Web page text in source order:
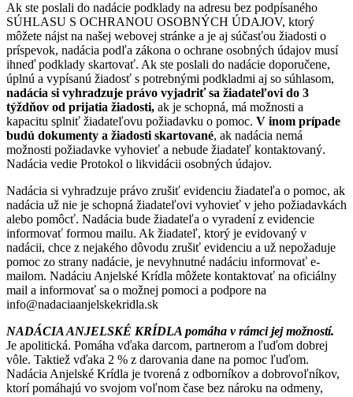
Ak ste poslali do nadácie podklady na adresu bez podpísaného
SÚHLASU S OCHRANOU OSOBNÝCH ÚDAJOV, ktorý
môžete nájst na našej webovej stránke a je aj súčasťou žiadosti o
príspevok, nadácia podľa zákona o ochrane osobných údajov musí
ihneď podklady skartovať. Ak ste poslali do nadácie doporučene,
úplnú a vypísanú žiadosť s potrebnými podkladmi aj so súhlasom,
nadácia si vyhradzuje právo vyjadriť sa žiadateľovi do 3
týždňov od prijatia žiadosti, ak je schopná, má možnosti a
kapacitu splniť žiadateľovu požiadavku o pomoc. V inom prípade
budú dokumenty a žiadosti skartované, ak nadácia nemá
možnosti požiadavke vyhovieť a nebude žiadateľ kontaktovaný.
Nadácia vedie Protokol o likvidácii osobných údajov.
Nadácia si vyhradzuje právo zrušiť evidenciu žiadateľa o pomoc, ak
nadácia už nie je schopná žiadateľovi vyhovieť v jeho požiadavkách
alebo pomôcť. Nadácia bude žiadateľa o vyradení z evidencie
informovať formou mailu. Ak žiadateľ, ktorý je evidovaný v
nadácii, chce z nejakého dôvodu zrušiť evidenciu a už nepožaduje
pomoc zo strany nadácie, je nevyhnutné nadáciu informovať e-
mailom. Nadáciu Anjelské Krídla môžete kontaktovať na oficiálny
mail a informovať sa o možnej pomoci a podpore na
info@nadaciaanjelskekridla.sk
NADÁCIA ANJELSKÉ KRÍDLA pomáha v rámci jej možností.
Je apolitická. Pomáha vďaka darcom, partnerom a ľuďom dobrej
vôle. Taktiež vďaka 2 % z darovania dane na pomoc ľuďom.
Nadácia Anjelské Krídla je tvorená z odborníkov a dobrovoľníkov,
ktorí pomáhajú vo svojom voľnom čase bez nároku na odmeny,